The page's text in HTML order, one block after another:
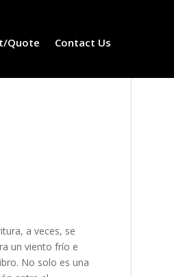
Quote Contact Us
a veces, se
un viento frío e
No solo es una